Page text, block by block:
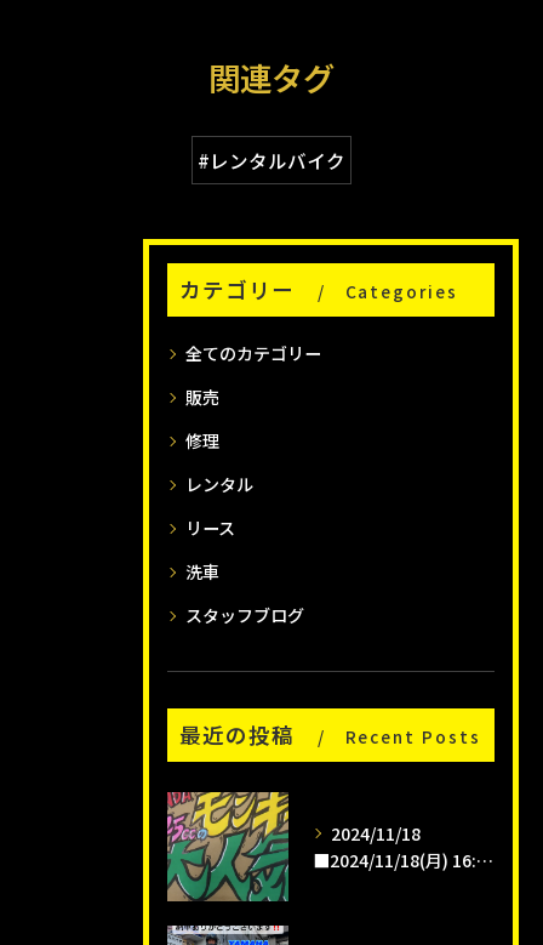
関連タグ
#レンタルバイク
カテゴリー Categories
全てのカテゴリー
販売
修理
レンタル
リース
洗車
スタッフブログ
最近の投稿 Recent Posts
2024/11/18
■2024/11/18(月) 16:00pm